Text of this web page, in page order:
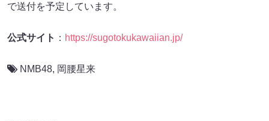
で送付を予定しています。
公式サイト ： https://sugotokukawaiian.jp/
NMB48, 岡腰星来